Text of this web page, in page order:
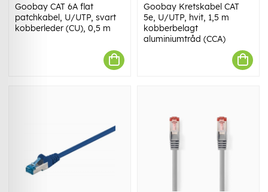
Goobay CAT 6A flat
patchkabel, U/UTP, svart
kobberleder (CU), 0,5 m
Goobay Kretskabel CAT
5e, U/UTP, hvit, 1,5 m
kobberbelagt
aluminiumtråd (CCA)